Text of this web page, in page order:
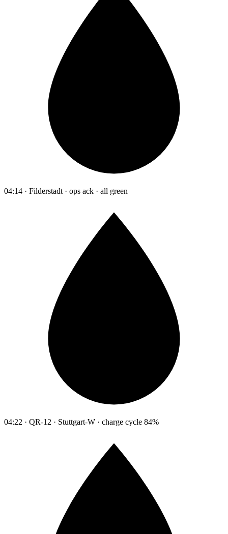
04:14 · Filderstadt · ops ack · all green
04:22 · QR-12 · Stuttgart-W · charge cycle 84%